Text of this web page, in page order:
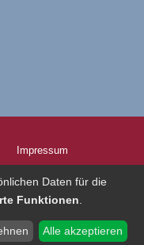
Impressum
Daten für die
Funktionen
Alle akzeptieren